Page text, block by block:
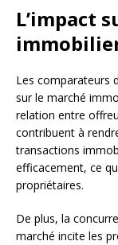
L’impact
Les comparateurs
sur le marché
relation entre
contribuent à
transactions
efficacement, ce
propriétaires.
De plus, la
marché incite les